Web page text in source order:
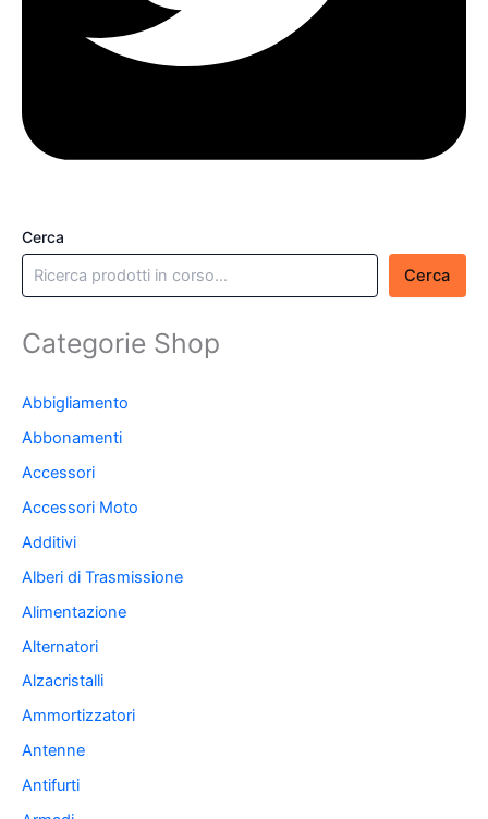
Cerca
Cerca
Categorie Shop
Abbigliamento
Abbonamenti
Accessori
Accessori Moto
Additivi
Alberi di Trasmissione
Alimentazione
Alternatori
Alzacristalli
Ammortizzatori
Antenne
Antifurti